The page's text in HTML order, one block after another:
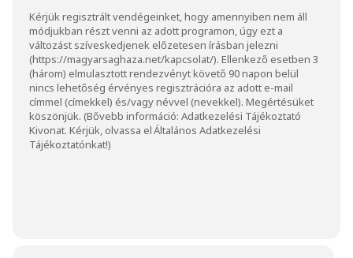
Kérjük regisztrált vendégeinket, hogy amennyiben nem áll
módjukban részt venni az adott programon, úgy ezt a
változást szíveskedjenek előzetesen írásban jelezni
(https://magyarsaghaza.net/kapcsolat/). Ellenkező esetben 3
(három) elmulasztott rendezvényt követő 90 napon belül
nincs lehetőség érvényes regisztrációra az adott e-mail
címmel (címekkel) és/vagy névvel (nevekkel). Megértésüket
köszönjük. (Bővebb információ: Adatkezelési Tájékoztató
Kivonat. Kérjük, olvassa elÁltalános Adatkezelési
Tájékoztatónkat!)